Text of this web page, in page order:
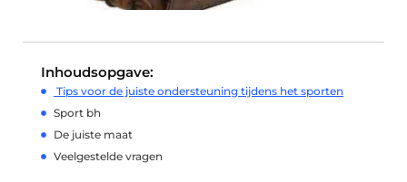
Inhoudsopgave:
Tips voor de juiste ondersteuning tijdens het sporten
Sport bh
De juiste maat
Veelgestelde vragen